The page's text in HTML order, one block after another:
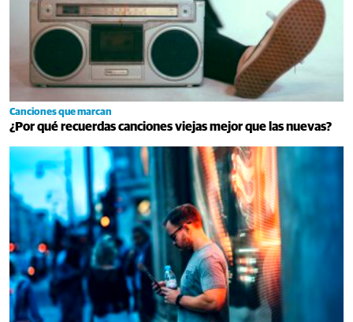
Canciones que marcan
¿Por qué recuerdas canciones viejas mejor que las nuevas?